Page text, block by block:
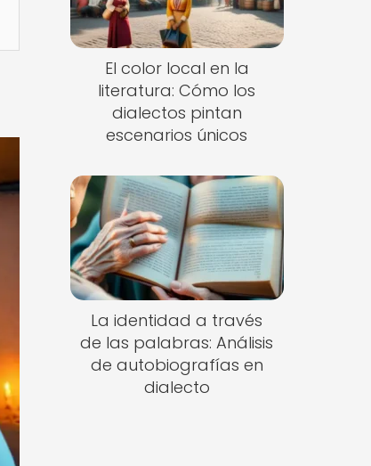
El color local en la
literatura: Cómo los
dialectos pintan
escenarios únicos
La identidad a través
de las palabras: Análisis
de autobiografías en
dialecto